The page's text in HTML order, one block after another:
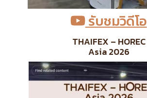
รับชมวิดีโอ
THAIFEX – HOREC
Asia 2026